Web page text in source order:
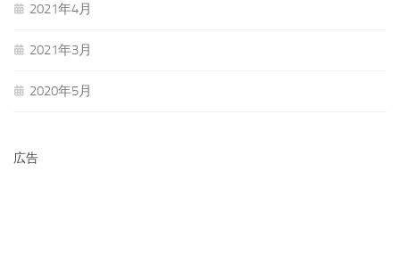
2021年4月
2021年3月
2020年5月
広告